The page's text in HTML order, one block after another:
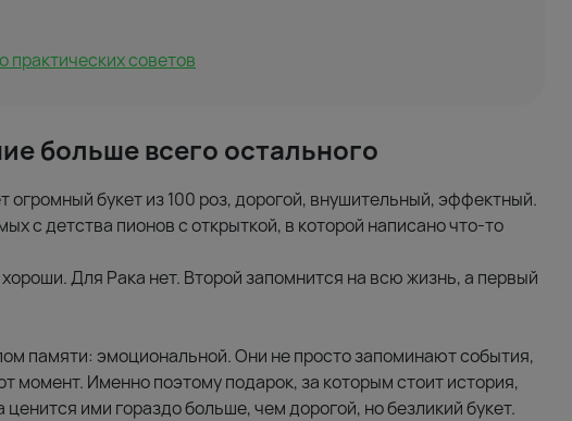
практических советов
больше всего остального
букет из 100 роз, дорогой, внушительный, эффектный.
с детства пионов с открыткой, в которой написано что-то
Для Рака нет. Второй запомнится на всю жизнь, а первый
памяти: эмоциональной. Они не просто запоминают события,
момент. Именно поэтому подарок, за которым стоит история,
ими гораздо больше, чем дорогой, но безликий букет.